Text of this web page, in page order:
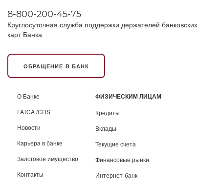
8-800-200-45-75
Круглосуточная служба поддержки держателей банковских
карт Банка
ОБРАЩЕНИЕ В БАНК
О Банке
FATCA /CRS
Новости
Карьера в банке
Залоговое имущество
Контакты
ФИЗИЧЕСКИМ ЛИЦАМ
Кредиты
Вклады
Текущие счета
Финансовые рынки
Интернет-банк